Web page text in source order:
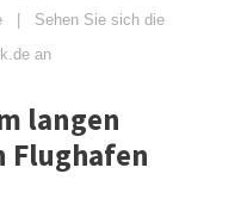
| Sehen Sie sich die
an
langen
Flughafen